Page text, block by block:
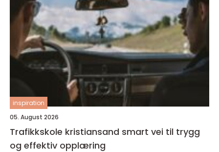
inspiration
05. August 2026
Trafikkskole kristiansand smart vei til trygg
og effektiv opplæring